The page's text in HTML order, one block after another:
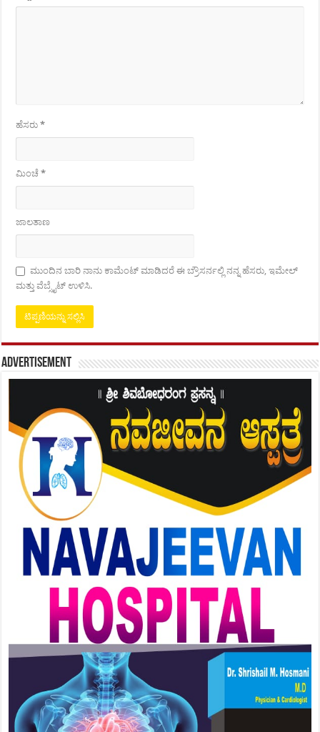
ಹೆಸರು*
ಮಿಂಚೆ*
ಜಾಲತಾಣ
ಮುಂದಿನ ಬಾರಿ ನಾನು ಕಾಮೆಂಟ್ ಮಾಡಿದರೆ ಈ ಬ್ರೌಸರ್ನಲ್ಲಿ ನನ್ನ ಹೆಸರು, ಇಮೇಲ್
ಮತ್ತು ವೆಬ್ಸೈಟ್ ಉಳಿಸಿ.
Advertisement